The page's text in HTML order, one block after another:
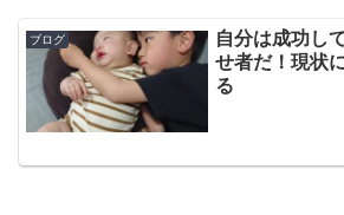
ブログ
自分は成功し
せ者だ！現状
る